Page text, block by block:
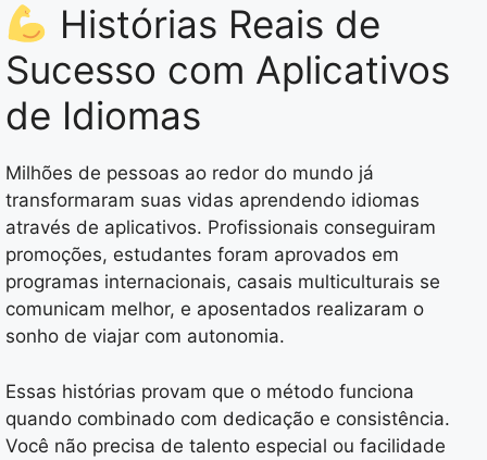
Histórias Reais de
Sucesso com Aplicativos
de Idiomas
Milhões de pessoas ao redor do mundo já
transformaram suas vidas aprendendo idiomas
através de aplicativos. Profissionais conseguiram
promoções, estudantes foram aprovados em
programas internacionais, casais multiculturais se
comunicam melhor, e aposentados realizaram o
sonho de viajar com autonomia.
Essas histórias provam que o método funciona
quando combinado com dedicação e consistência.
Você não precisa de talento especial ou facilidade